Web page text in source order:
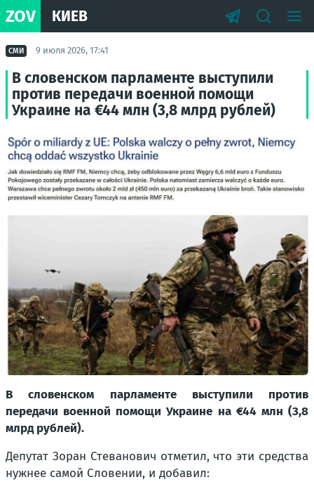
ZOV КИЕВ
СМИ 9 июля 2026, 17:41
В словенском парламенте выступили
против передачи военной помощи
Украине на €44 млн (3,8 млрд рублей)
В словенском парламенте выступили против
передачи военной помощи Украине на €44 млн (3,8
млрд рублей).
Депутат Зоран Стеванович отметил, что эти средства
нужнее самой Словении, и добавил: